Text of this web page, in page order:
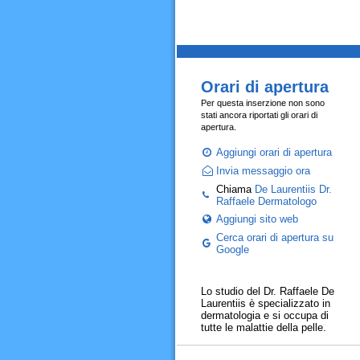
Orari di apertura
Per questa inserzione non sono
stati ancora riportati gli orari di
apertura.
Aggiungi orari di apertura
Invia messaggio ora
Chiama De Laurentiis Dr.
Raffaele Dermatologo
Aggiungi sito web
Cerca orari di apertura su
Google
Lo studio del Dr. Raffaele De
Laurentiis è specializzato in
dermatologia e si occupa di
tutte le malattie della pelle.